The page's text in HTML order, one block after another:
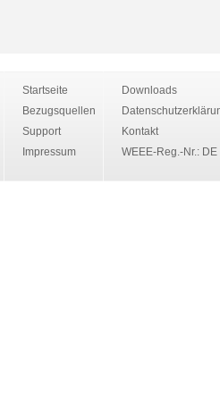
Startseite
Bezugsquellen
Support
Impressum
Downloads
Kontakt
WEEE-Reg.-Nr.: